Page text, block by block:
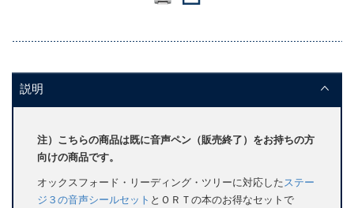
説明
注）こちらの商品は既に音声ペン（販売終了）をお持ちの方
向けの商品です。
オックスフォード・リーディング・ツリーに対応したステー
ジ３の音声シールセット とＯＲＴの本のお得なセットで